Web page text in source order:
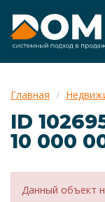
Главная
ID
10 000
Данный объект